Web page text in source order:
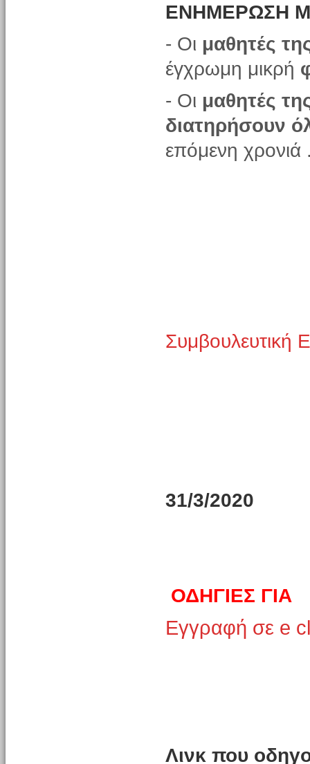
EΝΗΜΕΡΩΣΗ
- Οι μαθητές
έγχρωμη μικρή
- Οι μαθητές
διατηρήσουν
επόμενη χρονιά
Συμβουλευτική
31/3/2020
ΟΔΗΓΙΕΣ ΓΙΑ
Εγγραφή σε e
Λινκ που